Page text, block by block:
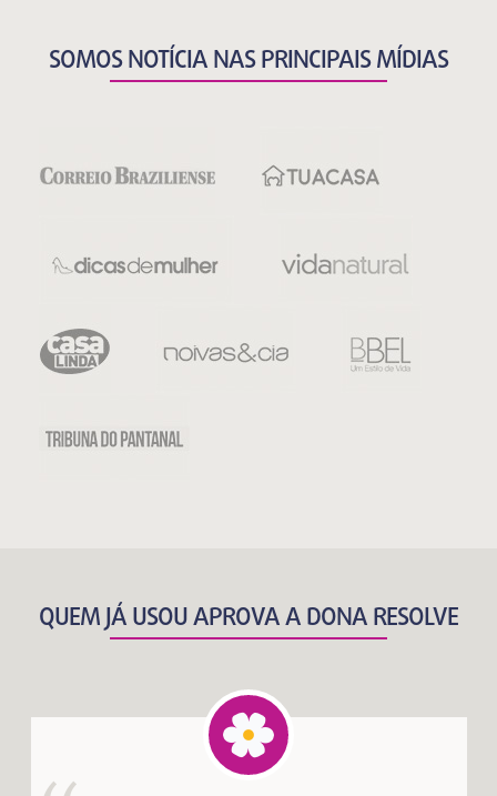
SOMOS NOTÍCIA NAS PRINCIPAIS MÍDIAS
QUEM JÁ USOU APROVA A DONA RESOLVE